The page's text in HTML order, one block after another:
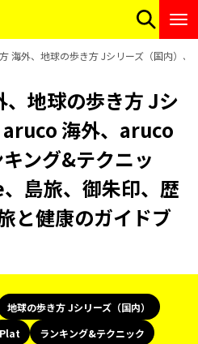
海外、地球の歩き方 Jシリーズ（国内）
地球の歩き方 Jシ
aruco 海外、aruco
ング&テクニッ
島旅、御朱印、歴
と健康のガイドブ
地球の歩き方 Jシリーズ（国内）
Plat
ランキング&テクニック